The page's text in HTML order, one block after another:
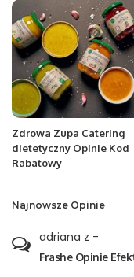
Zdrowa Zupa Catering
dietetyczny Opinie Kod
Rabatowy
Najnowsze Opinie
adriana z -
Frashe Opinie